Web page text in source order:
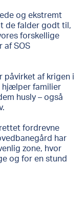
og ekstremt
de falder godt til,
forskellige
af SOS
påvirket af krigen i
hjælper familier
husly – også
fordrevne
har
zone, hvor
og for en stund